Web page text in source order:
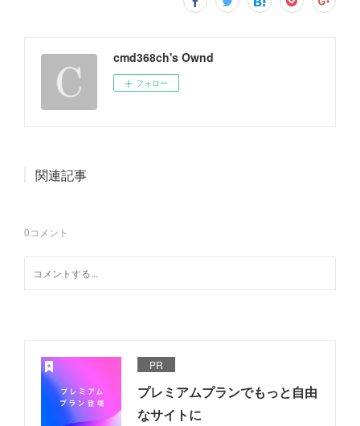
cmd368ch's Ownd
フォロー
関連記事
0コメント
PR
プレミアムプランでもっと自由
なサイトに